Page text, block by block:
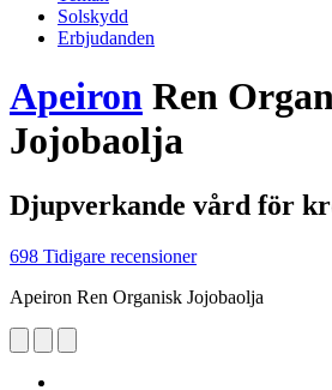
Solskydd
Erbjudanden
Apeiron Ren
Jojobaolja
Djupverkande vård för
698 Tidigare recensioner
Apeiron Ren Organisk Jojobaolja